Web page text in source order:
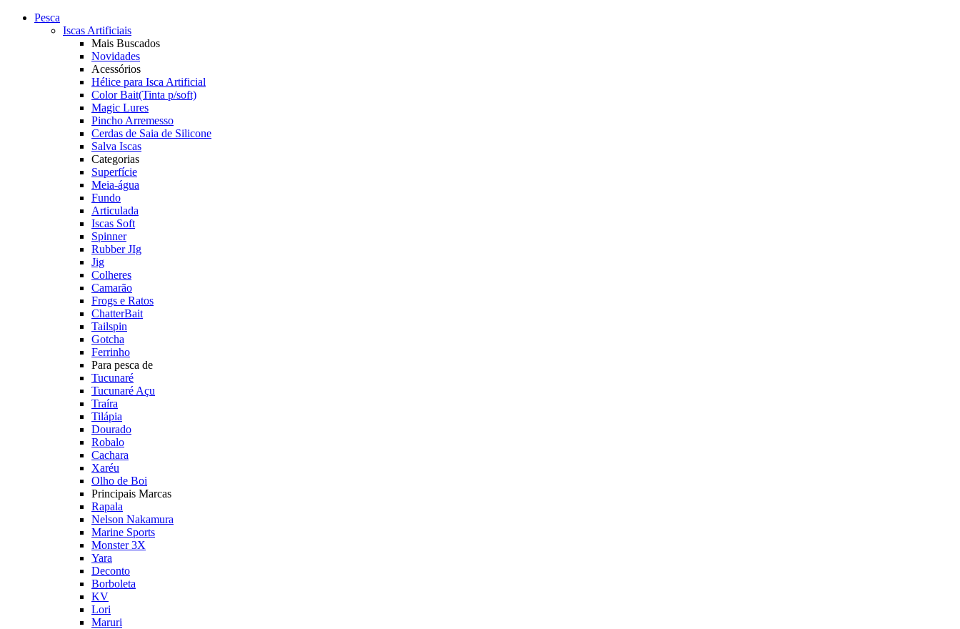
Pesca
Iscas Artificiais
Mais Buscados
Novidades
Acessórios
Hélice para Isca Artificial
Color Bait(Tinta p/soft)
Magic Lures
Pincho Arremesso
Cerdas de Saia de Silicone
Salva Iscas
Categorias
Superfície
Meia-água
Fundo
Articulada
Iscas Soft
Spinner
Rubber JIg
Jig
Colheres
Camarão
Frogs e Ratos
ChatterBait
Tailspin
Gotcha
Ferrinho
Para pesca de
Tucunaré
Tucunaré Açu
Traíra
Tilápia
Dourado
Robalo
Cachara
Xaréu
Olho de Boi
Principais Marcas
Rapala
Nelson Nakamura
Marine Sports
Monster 3X
Yara
Deconto
Borboleta
KV
Lori
Maruri